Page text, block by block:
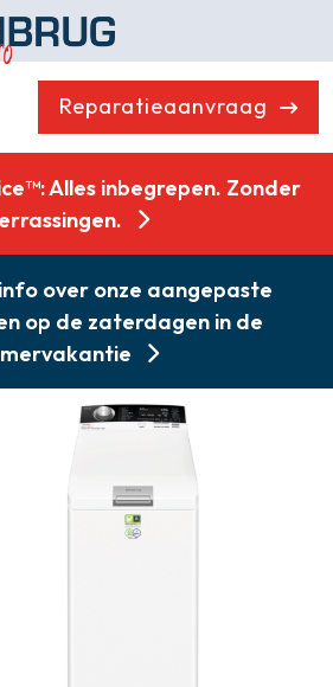
Reparatieaanvraag
Koelen & Vriezen
Koffiemachines
Stofzuigers
Klein huishoudelijk
Alles inbegrepen. Zonder
over onze aangepaste
op de zaterdagen in de